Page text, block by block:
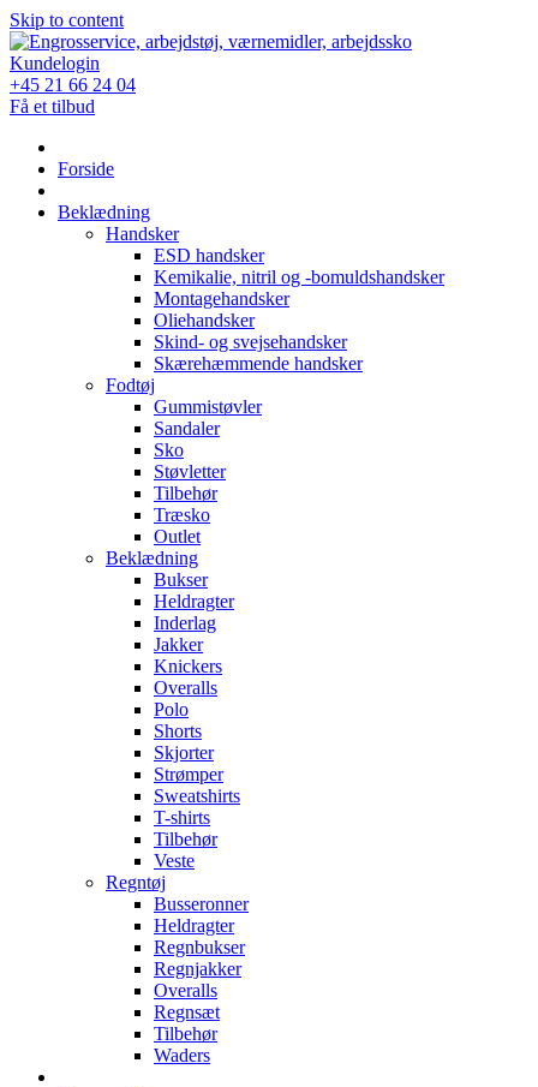
Skip to content
Kundelogin
+45 21 66 24 04
Få et tilbud
Forside
Beklædning
Handsker
ESD handsker
Kemikalie, nitril og -bomuldshandsker
Montagehandsker
Oliehandsker
Skind- og svejsehandsker
Skærehæmmende handsker
Fodtøj
Gummistøvler
Sandaler
Sko
Støvletter
Tilbehør
Træsko
Outlet
Beklædning
Bukser
Heldragter
Inderlag
Jakker
Knickers
Overalls
Polo
Shorts
Skjorter
Strømper
Sweatshirts
T-shirts
Tilbehør
Veste
Regntøj
Busseronner
Heldragter
Regnbukser
Regnjakker
Overalls
Regnsæt
Tilbehør
Waders